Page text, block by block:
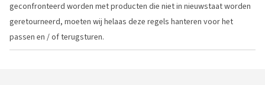
geconfronteerd worden met producten die niet in nieuwstaat worden
geretourneerd, moeten wij helaas deze regels hanteren voor het
passen en / of terugsturen.